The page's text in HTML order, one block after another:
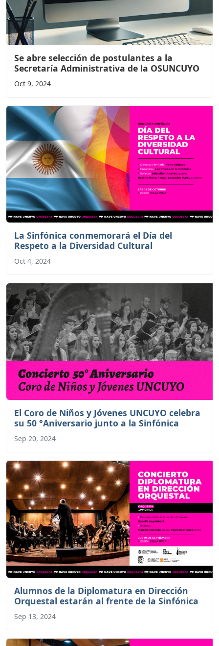
Se abre selección de postulantes a la
Secretaría Administrativa de la OSUNCUYO
Oct 9, 2024
La Sinfónica conmemorará el Día del
Respeto a la Diversidad Cultural
Oct 4, 2024
El Coro de Niños y Jóvenes UNCUYO celebra
su 50 °Aniversario junto a la Sinfónica
Sep 20, 2024
Alumnos de la Diplomatura en Dirección
Orquestal estarán al frente de la Sinfónica
Sep 13, 2024